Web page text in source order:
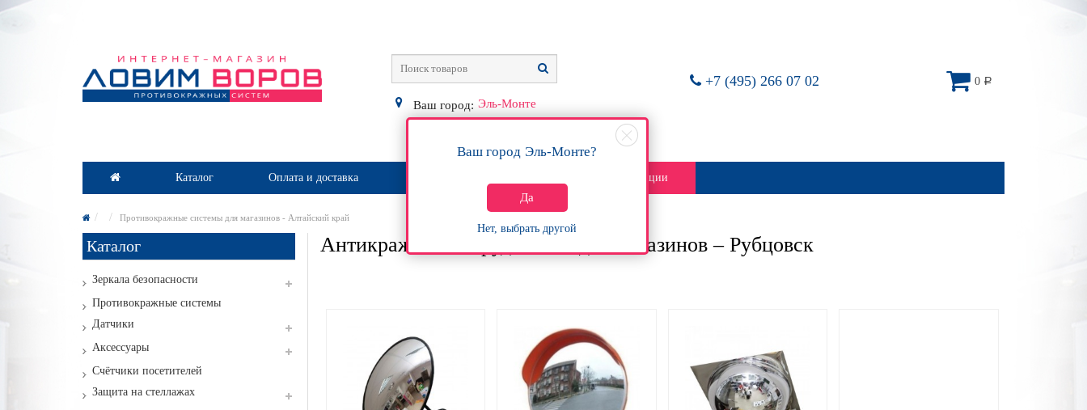
+7 (495) 266 07 02
Ваш город: Эль-Монте
Ваш город Эль-Монте?
Да
Нет, выбрать другой
0 Р
Каталог Оплата и доставка Акции
Противокражные системы для магазинов - Алтайский край
Каталог
Зеркала безопасности
Противокражные системы
Датчики
Аксессуары
Счётчики посетителей
Защита на стеллажах
Антикражное оборудование для магазинов – Рубцовск